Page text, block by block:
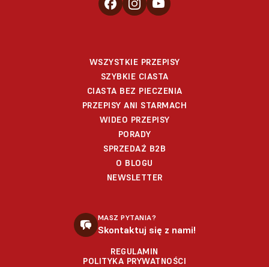
WSZYSTKIE PRZEPISY
SZYBKIE CIASTA
CIASTA BEZ PIECZENIA
PRZEPISY ANI STARMACH
WIDEO PRZEPISY
PORADY
SPRZEDAŻ B2B
O BLOGU
NEWSLETTER
MASZ PYTANIA?
Skontaktuj się z nami!
REGULAMIN
POLITYKA PRYWATNOŚCI